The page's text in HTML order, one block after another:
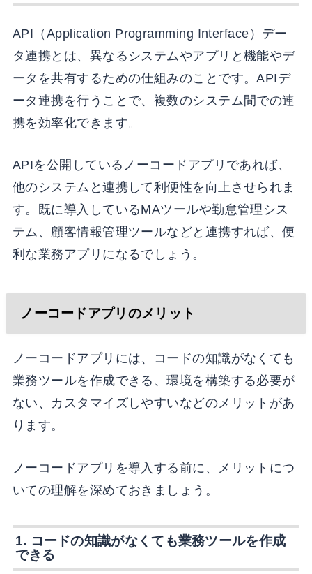
API（Application Programming Interface）デー
タ連携とは、異なるシステムやアプリと機能やデ
ータを共有するための仕組みのことです。APIデ
ータ連携を行うことで、複数のシステム間での連
携を効率化できます。
APIを公開しているノーコードアプリであれば、
他のシステムと連携して利便性を向上させられま
す。既に導入しているMAツールや勤怠管理シス
テム、顧客情報管理ツールなどと連携すれば、便
利な業務アプリになるでしょう。
ノーコードアプリのメリット
ノーコードアプリには、コードの知識がなくても
業務ツールを作成できる、環境を構築する必要が
ない、カスタマイズしやすいなどのメリットがあ
ります。
ノーコードアプリを導入する前に、メリットにつ
いての理解を深めておきましょう。
1. コードの知識がなくても業務ツールを作成
できる